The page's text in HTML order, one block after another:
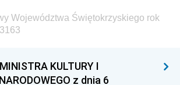
Województwa Świętokrzyskiego rok
KULTURY I
z dnia 6